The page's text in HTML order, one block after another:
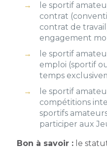
le sportif
contrat
contrat de
engagement
le sportif
emploi (sportif
temps
le sportif
compétitions
sportifs
participer aux
Bon à savoir :le